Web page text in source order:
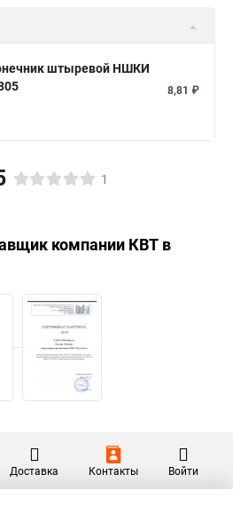
штыревой НШКИ
8,81 ₽
1
компании КВТ в
Доставка Контакты Войти